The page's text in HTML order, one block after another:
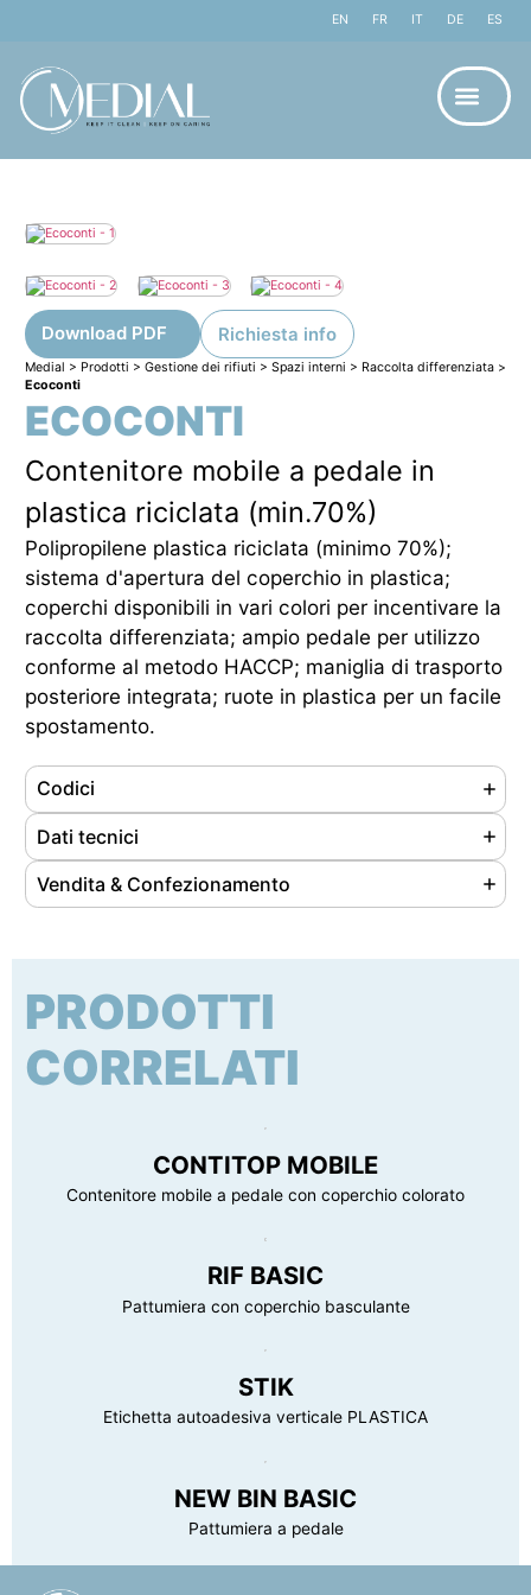
EN FR IT DE ES
Medial > Prodotti > Gestione dei rifiuti > Spazi interni > Raccolta differenziata>
Ecoconti
ECOCONTI
Contenitore mobile a pedale in
plastica riciclata (min.70%)
Polipropilene plastica riciclata (minimo 70%);
sistema d'apertura del coperchio in plastica;
coperchi disponibili in vari colori per incentivare la
raccolta differenziata; ampio pedale per utilizzo
conforme al metodo HACCP; maniglia di trasporto
posteriore integrata; ruote in plastica per un facile
spostamento.
Codici
Referenze912622
Ean8056324539094
Dati tecnici
Materiale Polipropilene
ColoreGrigio-Grigio
Dimensioni (LxPxH) 390 x 480 x 550 mm
CertificazioneHACCP
Vendita & Confezionamento
Nr. pezzi/confezione3
Tipo di imballaggiocartone
Dimensioni conf. (LxPxH)
375 x 480 x 700 mm
Peso lordo confezione
10.85 kg
Download PDF Richiesta info
PRODOTTI
CORRELATI
CONTITOP MOBILE
Contenitore mobile a pedale con coperchio colorato
RIF BASIC
Pattumiera con coperchio basculante
STIK
Etichetta autoadesiva verticale PLASTICA
NEW BIN BASIC
Pattumiera a pedale